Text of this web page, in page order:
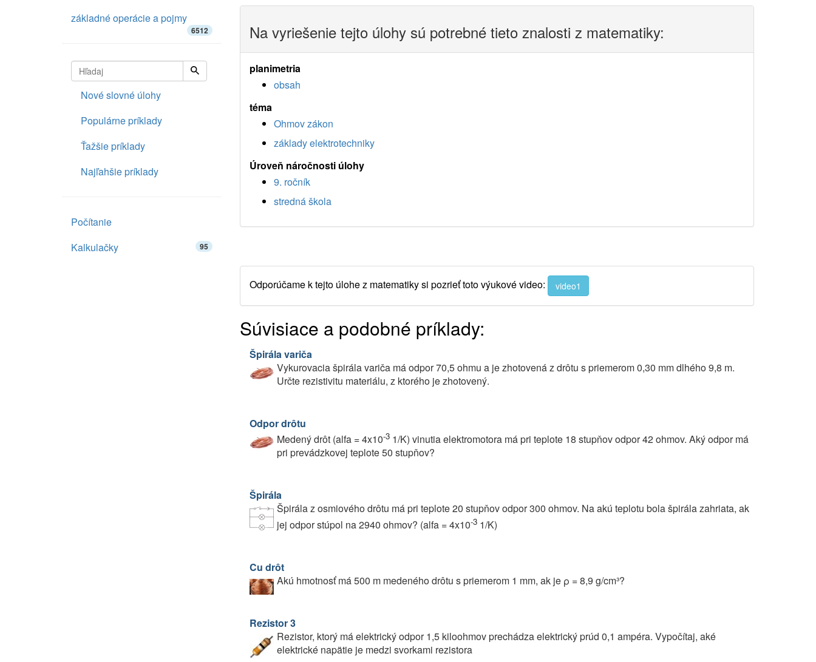
Na vyriešenie tejto úlohy sú potrebné tieto znalosti z matematiky:
planimetria
obsah
téma
Ohmov zákon
základy elektrotechniky
Úroveň náročnosti úlohy
9. ročník
stredná škola
Odporúčame k tejto úlohe z matematiky si pozrieť toto výukové video: video1
Súvisiace a podobné príklady:
Špirála variča
Vykurovacia špirála variča má odpor 70,5 ohmu a je zhotovená z drôtu s priemerom 0,30 mm dlhého 9,8 m.
Určte rezistivitu materiálu, z ktorého je zhotovený.
Odpor drôtu
Medený drôt (alfa = 4x10-31/K) vinutia elektromotora má pri teplote 18 stupňov odpor 42 ohmov. Aký odpor má
pri prevádzkovej teplote 50 stupňov?
Špirála
Špirála z osmiového drôtu má pri teplote 20 stupňov odpor 300 ohmov. Na akú teplotu bola špirála zahriata, ak
jej odpor stúpol na 2940 ohmov? (alfa = 4x10-31/K)
Cu drôt
Akú hmotnosť má 500 m medeného drôtu s priemerom 1 mm, ak je ρ = 8,9 g/cm³?
Rezistor 3
Rezistor, ktorý má elektrický odpor 1,5 kiloohmov prechádza elektrický prúd 0,1 ampéra. Vypočítaj, aké
elektrické napätie je medzi svorkami rezistora
základné operácie a pojmy
6512
Nové slovné úlohy
Populárne príklady
Ťažšie príklady
Najľahšie príklady
Počítanie
Kalkulačky
95